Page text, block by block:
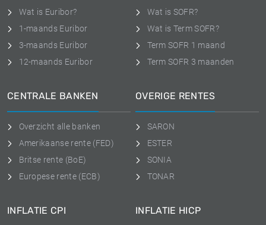
Wat is Euribor?
1-maands Euribor
3-maands Euribor
12-maands Euribor
Wat is SOFR?
Wat is Term SOFR?
Term SOFR 1 maand
Term SOFR 3 maanden
CENTRALE BANKEN
Overzicht alle banken
Amerikaanse rente (FED)
Britse rente (BoE)
Europese rente (ECB)
OVERIGE RENTES
SARON
ESTER
SONIA
TONAR
INFLATIE CPI INFLATIE HICP